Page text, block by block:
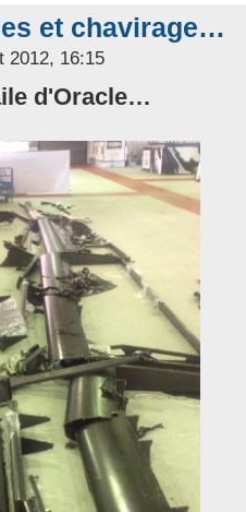
et chavirage…
2012, 16:15
d'Oracle…